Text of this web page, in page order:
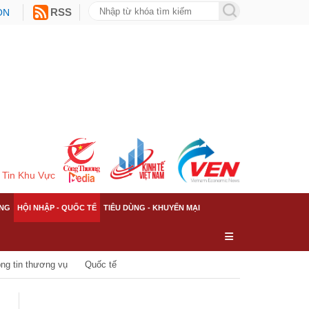
RSS
Tin Khu Vực
HỘI NHẬP - QUỐC TẾ TIÊU DÙNG - KHUYẾN MẠI
tin thương vụ Quốc tế